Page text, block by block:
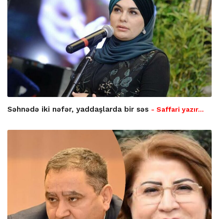
Səhnədə iki nəfər, yaddaşlarda bir səs - Saffari yazır…